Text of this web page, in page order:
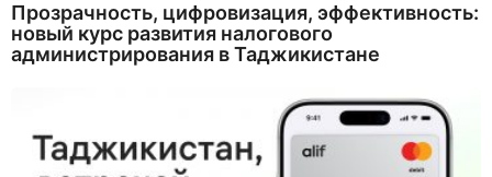
Прозрачность, цифровизация, эффективность:
новый курс развития налогового
администрирования в Таджикистане